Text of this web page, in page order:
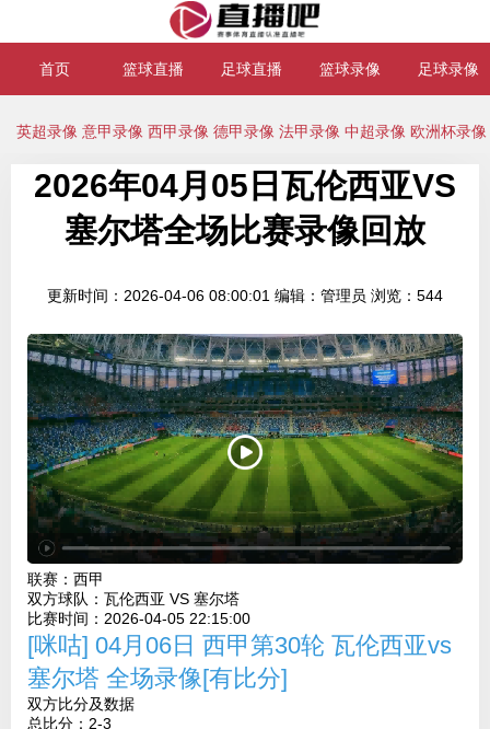
首页 篮球直播 足球直播 篮球录像 足球录像
英超录像 意甲录像 西甲录像 德甲录像 法甲录像 中超录像 欧洲杯录像
2026年04月05日瓦伦西亚VS
塞尔塔全场比赛录像回放
更新时间：2026-04-06 08:00:01 编辑：管理员 浏览：544
联赛： 西甲
双方球队： 瓦伦西亚 VS 塞尔塔
比赛时间： 2026-04-05 22:15:00
[咪咕] 04月06日 西甲第30轮 瓦伦西亚vs
塞尔塔 全场录像[有比分]
双方比分及数据
总比分：2-3